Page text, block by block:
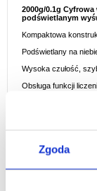
Zgoda
2000g/0.1g
podświetlanym
Kompaktowa
Podświetlany na
Wysoka czułość,
Obsługa funkcji
Szybka konwersja
Może być używany
Specyfikacja: